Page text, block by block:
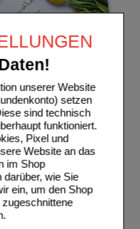
unserer Website
setzen
sind technisch
funktioniert.
Pixel und
Website an das
im Shop
darüber, wie Sie
ein, um den Shop